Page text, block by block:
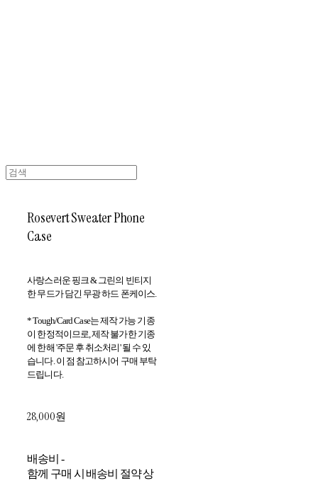
Rosevert Sweater Phone
Case
사랑스러운 핑크 & 그린의 빈티지
한 무드가 담긴 무광 하드 폰케이스.
* Tough/Card Case는 제작 가능 기종
이 한정적이므로, 제작 불가한 기종
에 한해 '주문 후 취소처리' 될 수 있
습니다. 이 점 참고하시어 구매 부탁
드립니다.
28,000원
배송비 -
함께 구매 시 배송비 절약 상